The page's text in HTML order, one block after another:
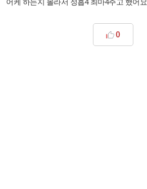
어케 하는지 몰라서 정흡4 최마4주고 했어요
0